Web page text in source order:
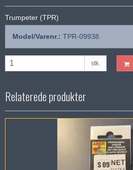
Trumpeter (TPR)
Model/Varenr.: TPR-09938
stk.
Relaterede produkter